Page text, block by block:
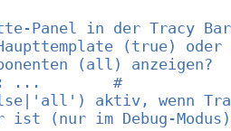
Panel in der Tracy
(true)
(all) anzeigen?
...        #
aktiv, wenn
ist (nur im Debug-Modus)